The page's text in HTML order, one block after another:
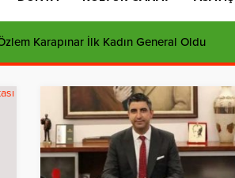
Karapınar İlk Kadın General Oldu